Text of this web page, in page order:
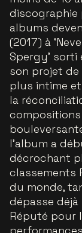
discographie
albums
(2017) à
Spergy’
son projet
plus intime
la
l’album a
décrochant
classements
du monde,
dépasse déjà
Réputé pour